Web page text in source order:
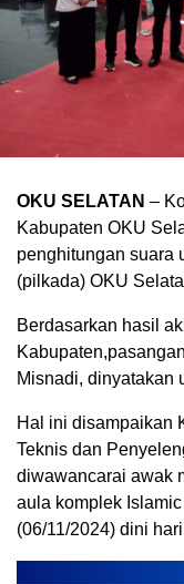
OKU SELATAN –
Kabupaten OKU
penghitungan suara
(pilkada) OKU
Berdasarkan hasil
Misnadi, dinyatakan
Hal ini disampaikan
Teknis dan
diwawancarai awak
aula komplek
(06/11/2024) dini